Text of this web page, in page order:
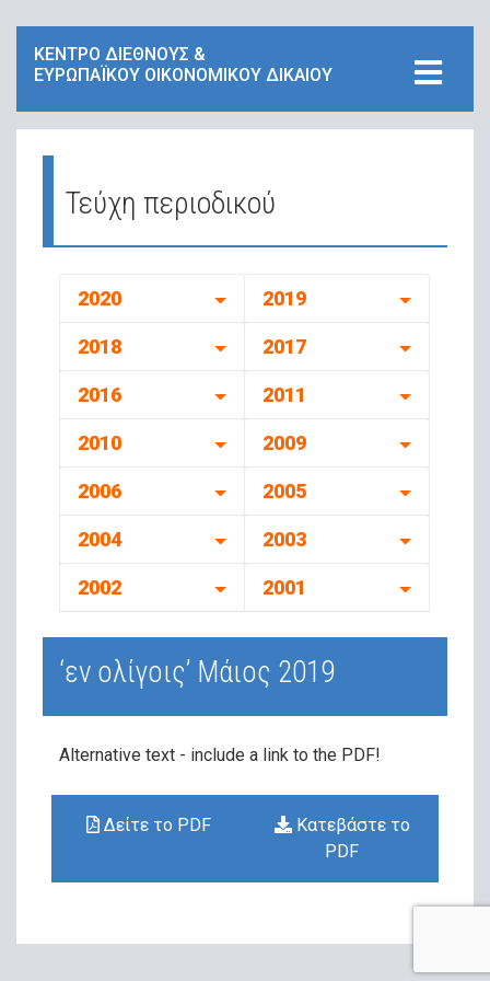
ΚΕΝΤΡΟ ΔΙΕΘΝΟΥΣ &
ΕΥΡΩΠΑΪΚΟΥ ΟΙΚΟΝΟΜΙΚΟΥ ΔΙΚΑΙΟΥ
Τεύχη περιοδικού
2020 2019
2018 2017
2016 2011
2010 2009
2006 2005
2004 2003
2002 2001
‘εν ολίγοις’ Μάιος 2019
Alternative text - include a link to the PDF!
Δείτε το PDF
Κατεβάστε το
PDF